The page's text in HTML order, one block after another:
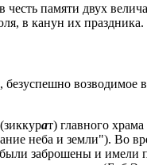
памяти двух
в канун их праздника.
ат) главного
неба и земли"). Во
были заброшены и